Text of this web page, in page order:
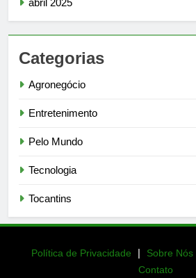
Categorias
Agronegócio
Entretenimento
Pelo Mundo
Tecnologia
Tocantins
Política de Privacidade | Sobre Nós
Contato